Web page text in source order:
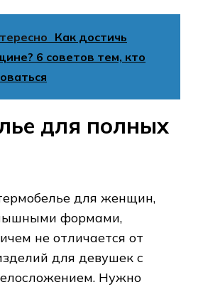
Как достичь
6 советов тем, кто
для полных
для женщин,
формами,
не отличается от
для девушек с
Нужно